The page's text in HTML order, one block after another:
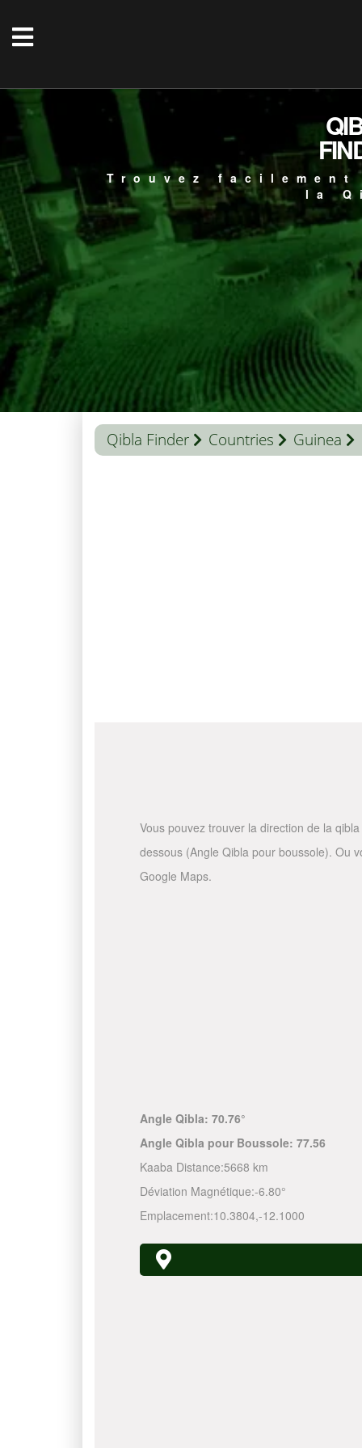
Trouvez
la
Qibla Finder Countries Guinea
Vous pouvez trouver la direction de la
dessous (Angle Qibla pour boussole). Ou
Google Maps.
Angle Qibla: 70.76°
Angle Qibla pour Boussole: 77.56
Kaaba Distance:5668 km
Déviation Magnétique:-6.80°
Emplacement:10.3804,-12.1000